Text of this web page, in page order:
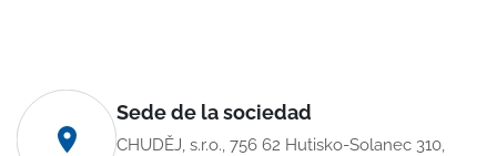
Sede de la sociedad
CHUDĚJ, s.r.o., 756 62 Hutisko-Solanec 310,